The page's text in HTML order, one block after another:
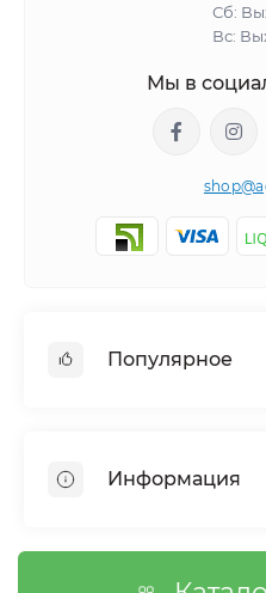
Сб:
Вс:
Мы в
Популярное
Сетка шпалерная
Сетка затеняющая
Информация